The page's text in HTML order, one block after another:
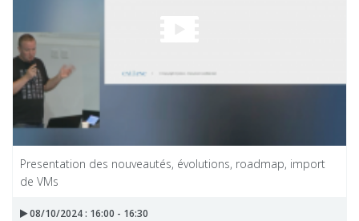
Presentation des nouveautés, évolutions, roadmap, import
de VMs
08/10/2024 : 16:00 - 16:30